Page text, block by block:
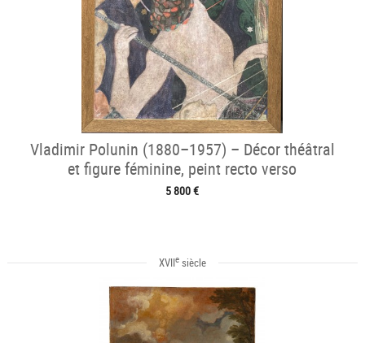
Vladimir Polunin (1880–1957) – Décor théâtral
et figure féminine, peint recto verso
5 800 €
XVIIesiècle